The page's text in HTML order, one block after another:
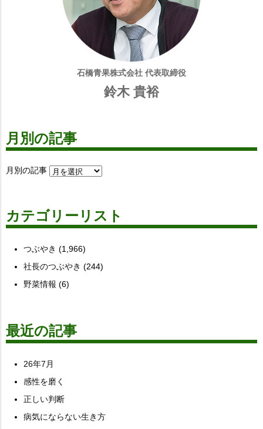
石橋青果株式会社 代表取締役
鈴木 貴裕
月別の記事
月別の記事
カテゴリーリスト
つぶやき (1,966)
社長のつぶやき (244)
野菜情報 (6)
最近の記事
26年7月
感性を磨く
正しい判断
病気にならない生き方